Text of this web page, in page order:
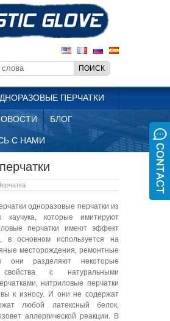
ПЕРЧАТКИ
БЛОГ
С НАМИ
одноразовые перчатки из
каучука, которые имитируют
перчатки имеют эффект
в основном используется на
месторождения, ремонтные
они разделяют некоторые
свойства с натуральными
нитриловые перчатки
к износу. И они не содержат
любой латексный белок,
аллергической реакции. В